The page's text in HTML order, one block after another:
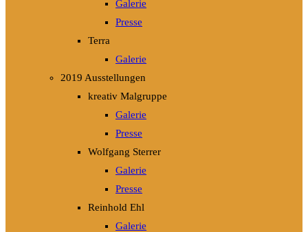
Galerie
Presse
Terra
Galerie
2019 Ausstellungen
kreativ Malgruppe
Galerie
Presse
Wolfgang Sterrer
Galerie
Presse
Reinhold Ehl
Galerie